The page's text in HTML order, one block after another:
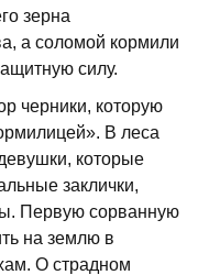
зерна
а соломой кормили
силу.
черники, которую
В леса
которые
заклички,
Первую сорванную
на землю в
О страдном